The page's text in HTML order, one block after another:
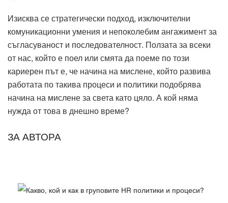
Изисква се стратегически подход, изключителни
комуникационни умения и непоколебим ангажимент за
съгласуваност и последователност. Ползата за всеки
от нас, който е поел или смята да поеме по този
кариерен път е, че начина на мислене, който развива
работата по такива процеси и политики подобрява
начина на мислене за света като цяло. А кой няма
нужда от това в днешно време?
ЗА АВТОРА